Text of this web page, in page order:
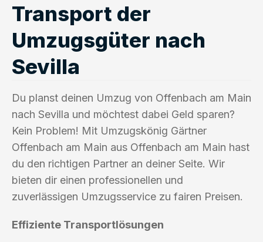
Transport der
Umzugsgüter nach
Sevilla
Du planst deinen Umzug von Offenbach am Main
nach Sevilla und möchtest dabei Geld sparen?
Kein Problem! Mit Umzugskönig Gärtner
Offenbach am Main aus Offenbach am Main hast
du den richtigen Partner an deiner Seite. Wir
bieten dir einen professionellen und
zuverlässigen Umzugsservice zu fairen Preisen.
Effiziente Transportlösungen